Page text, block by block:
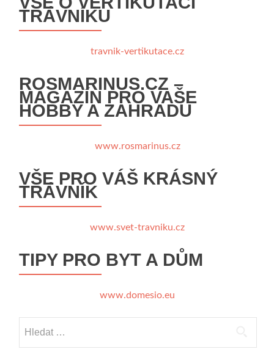
TRÁVNÍKU
travnik-vertikutace.cz
ROSMARINUS.CZ –
MAGAZÍN PRO VAŠE
HOBBY A ZAHRADU
www.rosmarinus.cz
VŠE PRO VÁŠ KRÁSNÝ
TRÁVNÍK
www.svet-travniku.cz
TIPY PRO BYT A DŮM
www.domesio.eu